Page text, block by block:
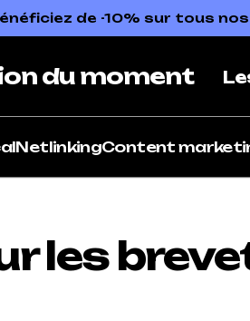
de -10% sur tous
du moment
NetlinkingContent
les